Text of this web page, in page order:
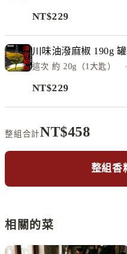
NT$229
川味油潑麻椒 190g
這次約 20g（1大匙）
NT$229
整組合計NT$458
整組香
相關的菜